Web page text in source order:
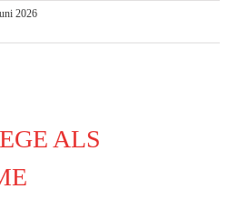
2026
ALS